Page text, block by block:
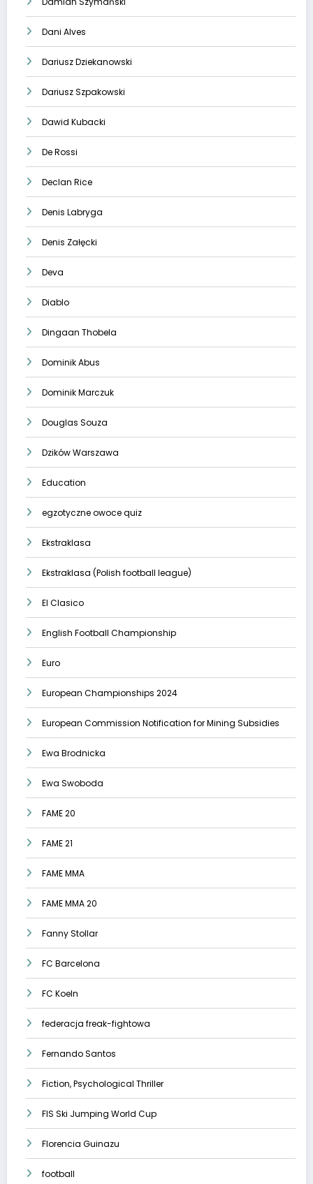
Dani Alves
Dariusz Dziekanowski
Dariusz Szpakowski
Dawid Kubacki
De Rossi
Declan Rice
Denis Labryga
Denis Załęcki
Deva
Diablo
Dingaan Thobela
Dominik Abus
Dominik Marczuk
Douglas Souza
Dzików Warszawa
Education
egzotyczne owoce quiz
Ekstraklasa
Ekstraklasa (Polish football league)
El Clasico
English Football Championship
Euro
European Championships 2024
European Commission Notification for Mining Subsidies
Ewa Brodnicka
Ewa Swoboda
FAME 20
FAME 21
FAME MMA
FAME MMA 20
Fanny Stollar
FC Barcelona
FC Koeln
federacja freak-fightowa
Fernando Santos
Fiction, Psychological Thriller
FIS Ski Jumping World Cup
Florencia Guinazu
football